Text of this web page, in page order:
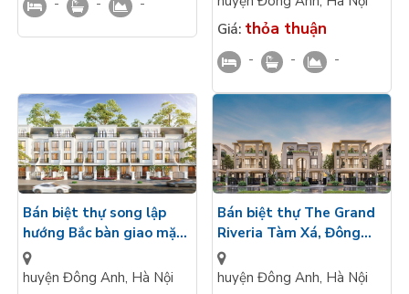
Giá: thỏa thuận
- - -
Bán biệt thự song lập
hướng Bắc bàn giao mặt
ngoài MT 5m The Grand
Riveria Tàm Xá 4 tầng 1
huyện Đông Anh, Hà Nội
Bán biệt thự The Grand
Riveria Tàm Xá, Đông
Anh hướng đông view nội
khu bàn giao mặt ngoài
huyện Đông Anh, Hà Nội